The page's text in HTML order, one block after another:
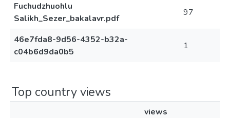
Fuchudzhuohlu
Salikh_Sezer_bakalavr.pdf
97
46e7fda8-9d56-4352-b32a-
c04b6d9da0b5
1
Top country views
views